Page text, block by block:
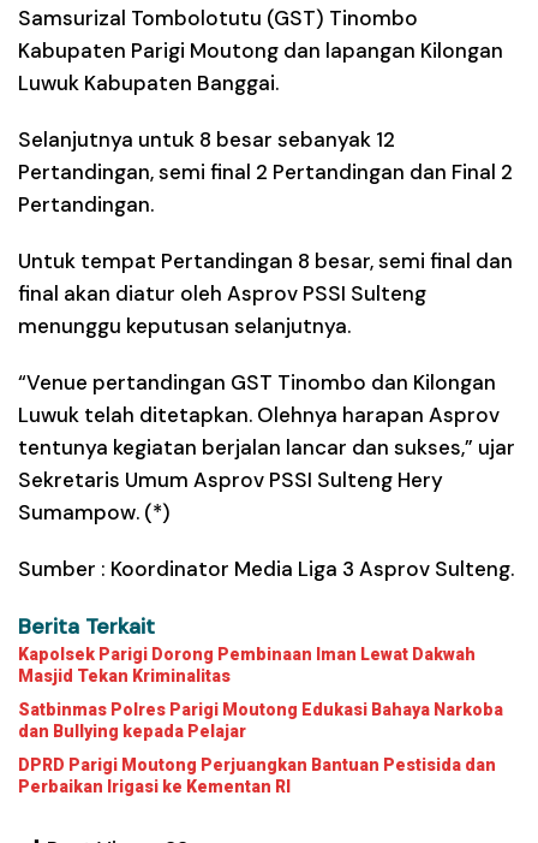
Samsurizal Tombolotutu (GST) Tinombo
Kabupaten Parigi Moutong dan lapangan Kilongan
Luwuk Kabupaten Banggai.
Selanjutnya untuk 8 besar sebanyak 12
Pertandingan, semi final 2 Pertandingan dan Final 2
Pertandingan.
Untuk tempat Pertandingan 8 besar, semi final dan
final akan diatur oleh Asprov PSSI Sulteng
menunggu keputusan selanjutnya.
“Venue pertandingan GST Tinombo dan Kilongan
Luwuk telah ditetapkan. Olehnya harapan Asprov
tentunya kegiatan berjalan lancar dan sukses,” ujar
Sekretaris Umum Asprov PSSI Sulteng Hery
Sumampow. (*)
Sumber : Koordinator Media Liga 3 Asprov Sulteng.
Berita Terkait
Kapolsek Parigi Dorong Pembinaan Iman Lewat Dakwah
Masjid Tekan Kriminalitas
Satbinmas Polres Parigi Moutong Edukasi Bahaya Narkoba
dan Bullying kepada Pelajar
DPRD Parigi Moutong Perjuangkan Bantuan Pestisida dan
Perbaikan Irigasi ke Kementan RI